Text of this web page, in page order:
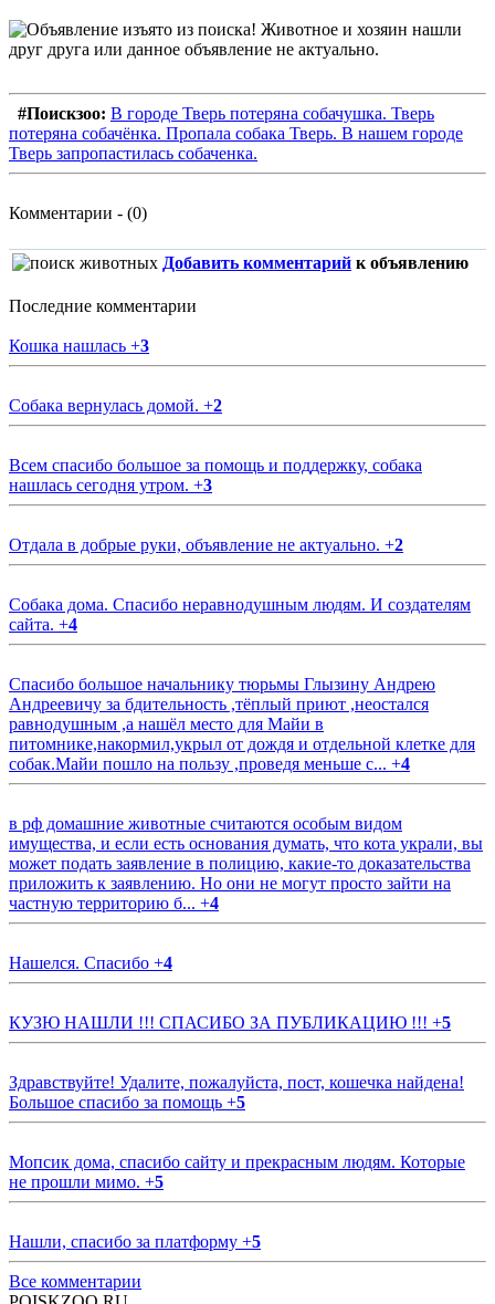
#Поискзоо: В городе Тверь потеряна собачушка. Тверь
потеряна собачёнка. Пропала собака Тверь. В нашем городе
Тверь запропастилась собаченка.
Комментарии - (0)
Добавить комментарий к объявлению
Последние комментарии
Кошка нашлась +3
Собака вернулась домой. +2
Всем спасибо большое за помощь и поддержку, собака
нашлась сегодня утром. +3
Отдала в добрые руки, объявление не актуально. +2
Собака дома. Спасибо неравнодушным людям. И создателям
сайта. +4
Спасибо большое начальнику тюрьмы Глызину Андрею
Андреевичу за бдительность ,тёплый приют ,неостался
равнодушным ,а нашёл место для Майи в
питомнике,накормил,укрыл от дождя и отдельной клетке для
собак.Майи пошло на пользу ,проведя меньше с... +4
в рф домашние животные считаются особым видом
имущества, и если есть основания думать, что кота украли, вы
может подать заявление в полицию, какие-то доказательства
приложить к заявлению. Но они не могут просто зайти на
частную территорию б... +4
Нашелся. Спасибо +4
КУЗЮ НАШЛИ !!! СПАСИБО ЗА ПУБЛИКАЦИЮ !!! +5
Здравствуйте! Удалите, пожалуйста, пост, кошечка найдена!
Большое спасибо за помощь +5
Мопсик дома, спасибо сайту и прекрасным людям. Которые
не прошли мимо. +5
Нашли, спасибо за платформу +5
Все комментарии